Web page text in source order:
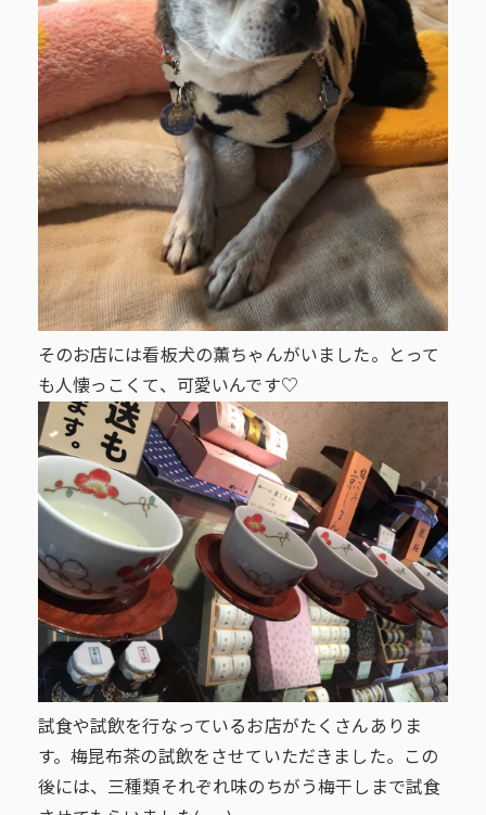
そのお店には看板犬の薫ちゃんがいました。とって
も人懐っこくて、可愛いんです♡
試食や試飲を行なっているお店がたくさんありま
す。梅昆布茶の試飲をさせていただきました。この
後には、三種類それぞれ味のちがう梅干しまで試食